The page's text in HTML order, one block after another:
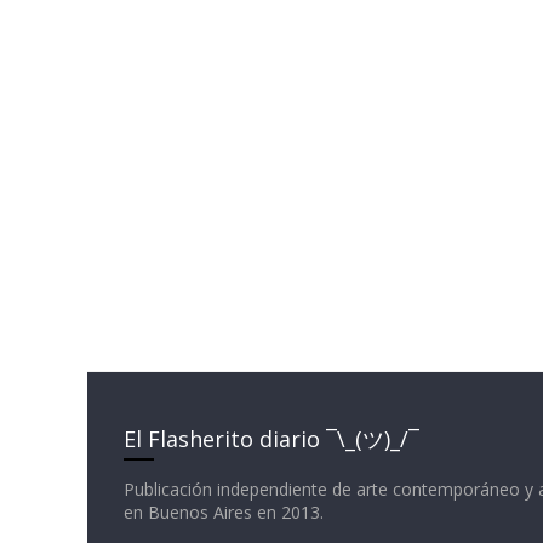
El Flasherito diario ¯\_(ツ)_/¯
Publicación independiente de arte contemporáneo y
en Buenos Aires en 2013.